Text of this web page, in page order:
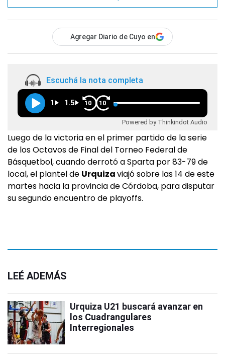
Agregar Diario de Cuyo en
Escuchá la nota completa
1 1.5 10 10
Powered by Thinkindot Audio
Luego de la victoria en el primer partido de la serie
de los Octavos de Final del Torneo Federal de
Básquetbol, cuando derrotó a Sparta por 83-79 de
local, el plantel de Urquizaviajó sobre las 14 de este
martes hacia la provincia de Córdoba, para disputar
su segundo encuentro de playoffs.
LEÉ ADEMÁS
Urquiza U21 buscará avanzar en
los Cuadrangulares
Interregionales